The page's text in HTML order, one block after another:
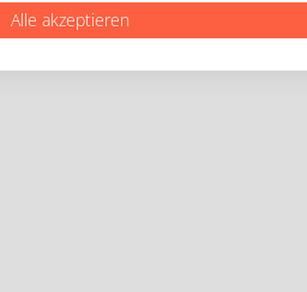
Alle akzeptieren